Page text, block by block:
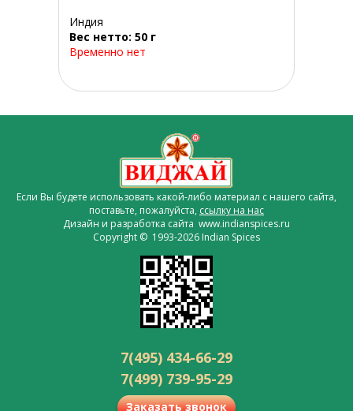
Индия
Вес нетто: 50 г
Временно нет
Если Вы будете использовать какой-либо материал с нашего сайта,
поставьте, пожалуйста, ссылку на нас
Дизайн и разработка сайта www.indianspices.ru
Copyright © 1993-2026 Indian Spices
7(495) 434-66-29
7(499) 739-95-29
Заказать звонок